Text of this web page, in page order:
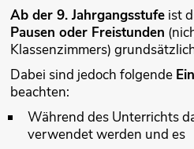
Ab der 9. Jahrgangsstufeist
Pausen oder Freistunden
Klassenzimmers)
Dabei sind jedoch folgende
beachten:
Während des Unterrichts
verwendet werden und es